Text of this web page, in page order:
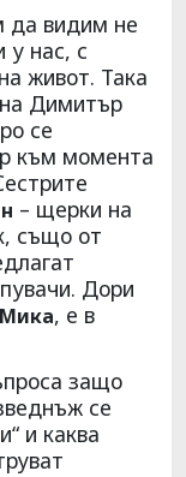
да видим не
у нас, с
живот. Така
Димитър
се
към момента
– щерки на
също от
Дори
, е в
защо
се
и каква